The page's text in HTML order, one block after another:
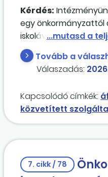
Kérdés:
egy önkormányzattól
iskolával egy helyrajzi
gyermekétkeztetést
nem került a
és almérő órával
mérőórák által mért
korrigálják a
mérőórával
A tankerület az
Tovább a
Válaszadás:
Kapcsolódó címkék:
közvetített
7. cikk / 78